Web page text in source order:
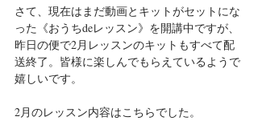
さて、現在はまだ動画とキットがセットにな
った《おうちdeレッスン》を開講中ですが、
昨日の便で2月レッスンのキットもすべて配
送終了。皆様に楽しんでもらえているようで
嬉しいです。
2月のレッスン内容はこちらでした。